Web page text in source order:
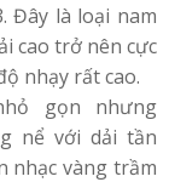
Đây là loại nam
cao trở nên cực
nhạy rất cao.
gọn nhưng
nể với dải tần
nhạc vàng trầm